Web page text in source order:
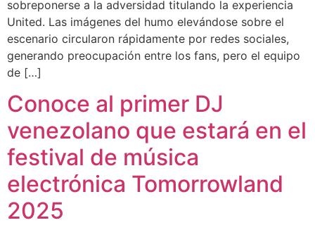
sobreponerse a la adversidad titulando la experiencia
United. Las imágenes del humo elevándose sobre el
escenario circularon rápidamente por redes sociales,
generando preocupación entre los fans, pero el equipo
de […]
Conoce al primer DJ
venezolano que estará en el
festival de música
electrónica Tomorrowland
2025